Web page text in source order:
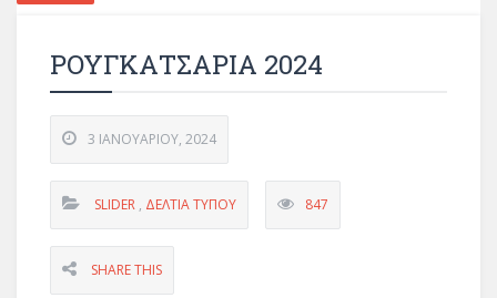
ΡΟΥΓΚΑΤΣΑΡΙΑ 2024
3 ΙΑΝΟΥΑΡΊΟΥ, 2024
SLIDER , ΔΕΛΤΊΑ ΤΎΠΟΥ 847
SHARE THIS